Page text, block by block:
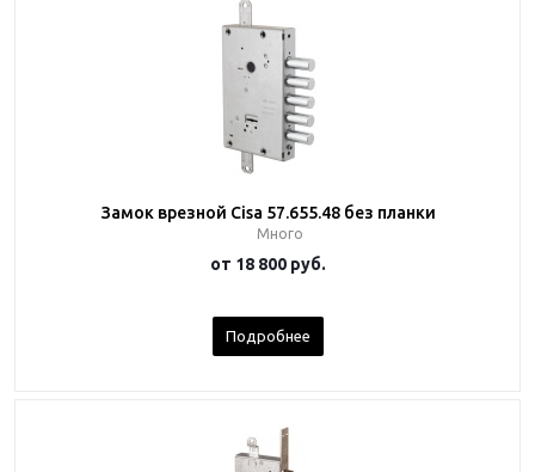
Замок врезной Cisa 57.655.48 без планки
Много
от 18 800 руб.
Подробнее